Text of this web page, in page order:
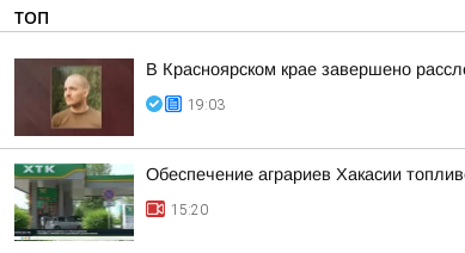
ТОП
В Красноярском крае завершено
19:03
Обеспечение аграриев Хакасии
15:20